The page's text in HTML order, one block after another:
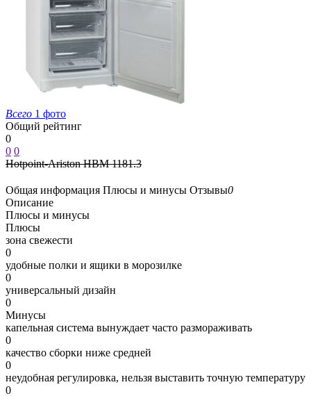
Всего 1 фото
Общий рейтинг
0
0 0
Hotpoint-Ariston HBM 1181.3
Общая информация Плюсы и минусы Отзывы0
Описание
Плюсы и минусы
Плюсы
зона свежести
0
удобные полки и ящики в морозилке
0
универсальный дизайн
0
Минусы
капельная система вынуждает часто размораживать
0
качество сборки ниже средней
0
неудобная регулировка, нельзя выставить точную температуру
0